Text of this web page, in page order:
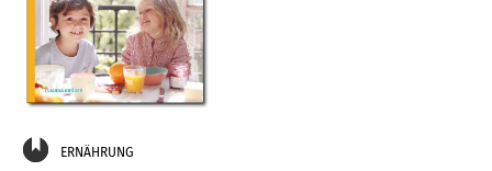
ERNÄHRUNG